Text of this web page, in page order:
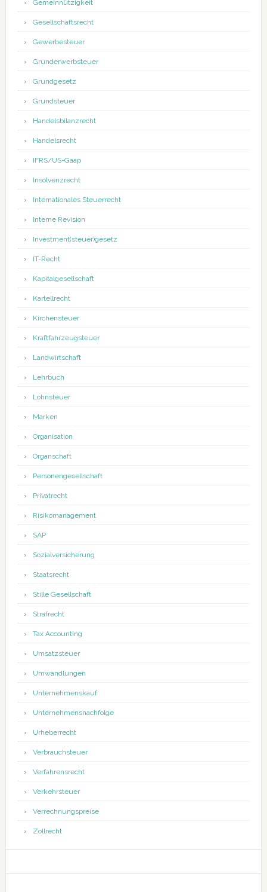
Gemeinnützigkeit
Gesellschaftsrecht
Gewerbesteuer
Grunderwerbsteuer
Grundgesetz
Grundsteuer
Handelsbilanzrecht
Handelsrecht
IFRS/US-Gaap
Insolvenzrecht
Internationales Steuerrecht
Interne Revision
Investment(steuer)gesetz
IT-Recht
Kapitalgesellschaft
Kartellrecht
Kirchensteuer
Kraftfahrzeugsteuer
Landwirtschaft
Lehrbuch
Lohnsteuer
Marken
Organisation
Organschaft
Personengesellschaft
Privatrecht
Risikomanagement
SAP
Sozialversicherung
Staatsrecht
Stille Gesellschaft
Strafrecht
Tax Accounting
Umsatzsteuer
Umwandlungen
Unternehmenskauf
Unternehmensnachfolge
Urheberrecht
Verbrauchsteuer
Verfahrensrecht
Verkehrsteuer
Verrechnungspreise
Zollrecht